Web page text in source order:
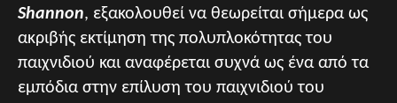
Shannon, εξακολουθεί να θεωρείται σήμερα ως
ακριβής εκτίμηση της πολυπλοκότητας του
παιχνιδιού και αναφέρεται συχνά ως ένα από τα
εμπόδια στην επίλυση του παιχνιδιού του